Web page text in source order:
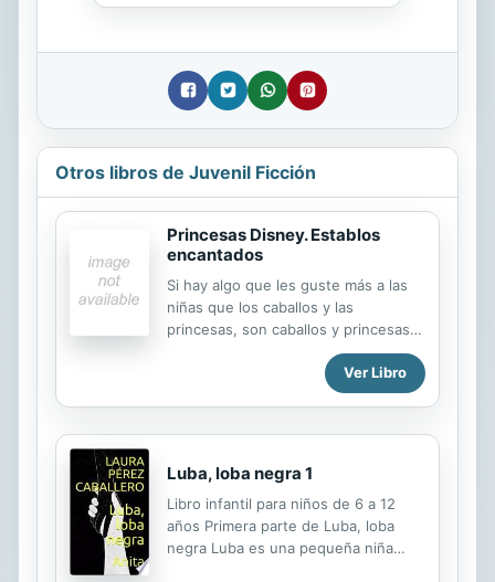
Otros libros de Juvenil Ficción
Princesas Disney. Establos
encantados
Si hay algo que les guste más a las
niñas que los caballos y las
princesas, son caballos y princesas
juntos. Ahora, esta combinación
viene en un formato de lujo, en el
que Bella, Cenicienta y Blancanieves
completamente nueva con sus
Únete a Bella en sus esfuerzos por
animar al misteriosamente
melancólico Phillipe; maravíllate ante
la decisión de Cenicienta de incluir al
Ver Libro
Luba, loba negra 1
Libro infantil para niños de 6 a 12
años Primera parte de Luba, loba
negra Luba es una pequeña niña